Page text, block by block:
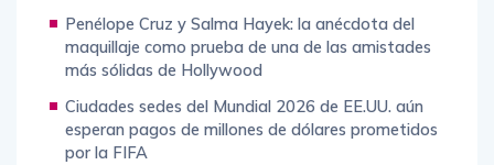
Penélope Cruz y Salma Hayek: la anécdota del
maquillaje como prueba de una de las amistades
más sólidas de Hollywood
Ciudades sedes del Mundial 2026 de EE.UU. aún
esperan pagos de millones de dólares prometidos
por la FIFA